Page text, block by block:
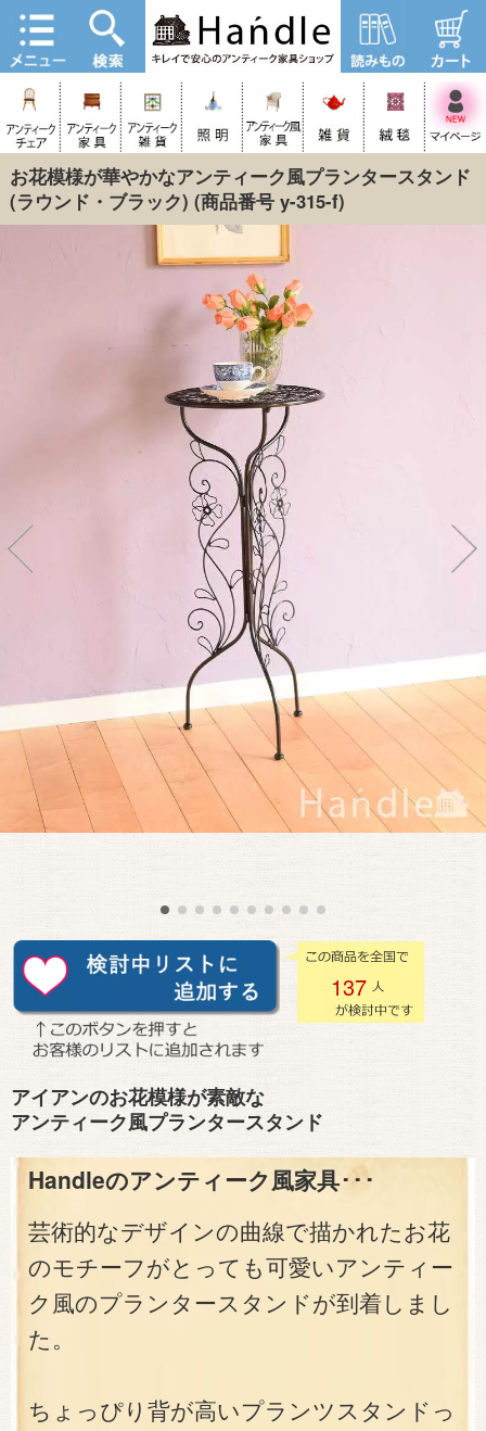
お花模様が華やかなアンティーク風プランタースタンド
(ラウンド・ブラック) (商品番号 y-315-f)
137
アイアンのお花模様が素敵な
アンティーク風プランタースタンド
Handleのアンティーク風家具･･･
芸術的なデザインの曲線で描かれたお花
のモチーフがとっても可愛いアンティー
ク風のプランタースタンドが到着しまし
た。
ちょっぴり背が高いプランツスタンドっ